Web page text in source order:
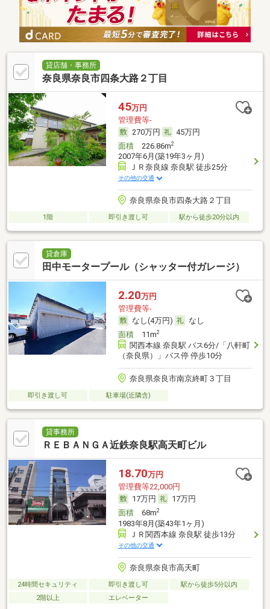
貸店舗・事務所
奈良県奈良市四条大路２丁目
45万円
管理費等-
270万円
45万円
面積226.86m2
2007年6月(築19年3ヶ月)
ＪＲ奈良線 奈良駅 徒歩25分
その他の交通
奈良県奈良市四条大路２丁目
1階 即引き渡し可 駅から徒歩20分以内
貸倉庫
田中モータープール（シャッター付ガレージ）
2.20万円
管理費等-
なし(4万円)
なし
面積11m2
関西本線 奈良駅 バス6分/「八軒町
（奈良県）」バス停 停歩10分
奈良県奈良市南京終町３丁目
即引き渡し可 駐車場(近隣含)
貸事務所
ＲＥＢＡＮＧＡ近鉄奈良駅高天町ビル
18.70万円
管理費等22,000円
17万円
17万円
面積68m2
1983年8月(築43年1ヶ月)
ＪＲ関西本線 奈良駅 徒歩13分
その他の交通
奈良県奈良市高天町
24時間セキュリティ 即引き渡し可
駅から徒歩5分以内
2階以上
エレベーター